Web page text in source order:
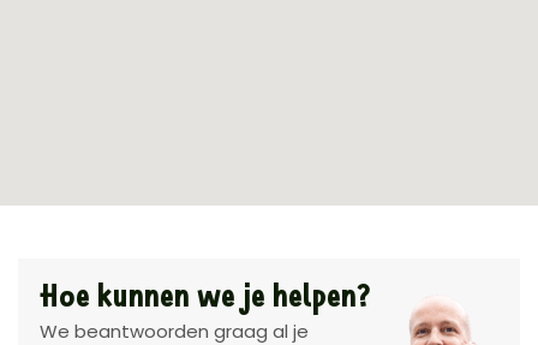
Hoe kunnen we je helpen?
We beantwoorden graag al je